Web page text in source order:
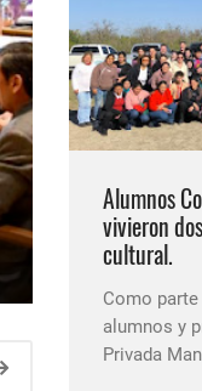
Alumnos
vivieron
cultural.
Como
alumnos y
Privada